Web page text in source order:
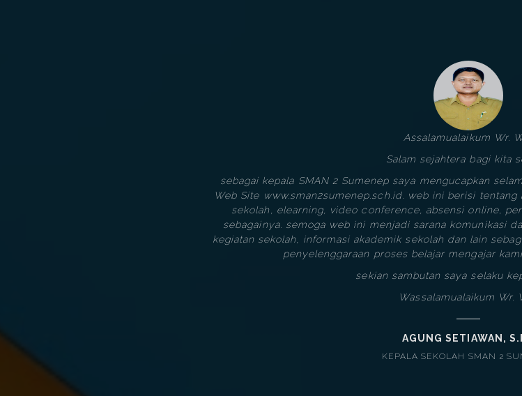
Assalamualaikum Wr.
Salam sejahtera bagi kita
sebagai kepala SMAN 2 Sumenep saya mengucapkan
Web Site www.sman2sumenep.sch.id. web ini berisi
sekolah, elearning, video conference, absensi online,
sebagainya. semoga web ini menjadi sarana komunikasi
kegiatan sekolah, informasi akademik sekolah dan lain
penyelenggaraan proses belajar mengajar
sekian sambutan saya selaku
Wassalamualaikum Wr.
AGUNG SETIAWAN,
KEPALA SEKOLAH SMAN 2